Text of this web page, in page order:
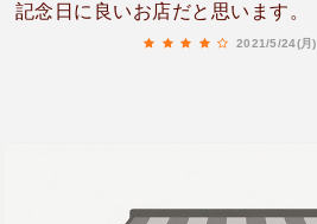
記念日に良いお店だと思います。
2021/5/24(月)